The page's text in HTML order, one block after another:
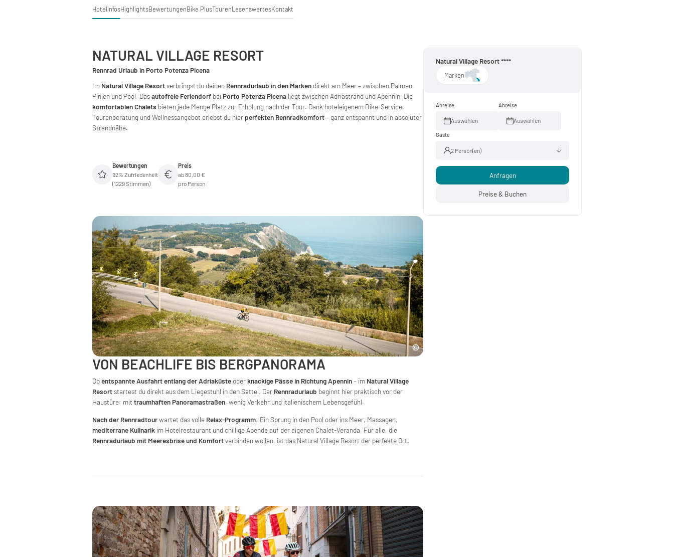
HotelinfosHighlightsBewertungenBike PlusTourenLesenswertesKontakt
NATURAL VILLAGE RESORT
Rennrad Urlaub in Porto Potenza Picena
Im Natural Village Resortverbringst du deinen Rennradurlaub in den Marken direkt am Meer – zwischen Palmen,
Pinien und Pool. Dasautofreie Feriendorf bei Porto Potenza Picena liegt zwischen Adriastrand und Apennin. Die
komfortablen Chalets bieten jede Menge Platz zur Erholung nach der Tour. Dank hoteleigenem Bike-Service,
Tourenberatung und Wellnessangebot erlebst du hier perfekten Rennradkomfort– ganz entspannt und in absoluter
Strandnähe.
Bewertungen
92% Zufriedenheit
(1229 Stimmen)
Preis
ab 80,00 €
pro Person
VON BEACHLIFE BIS BERGPANORAMA
Obentspannte Ausfahrt entlang der Adriaküste oderknackige Pässe in Richtung Apennin– im Natural Village
Resort startest du direkt aus dem Liegestuhl in den Sattel. Der Rennradurlaub beginnt hier praktisch vor der
Haustüre: mit traumhaften Panoramastraßen, wenig Verkehr und italienischem Lebensgefühl.
Nach der Rennradtourwartet das volle Relax-Programm: Ein Sprung in den Pool oder ins Meer, Massagen,
mediterrane Kulinarik im Hotelrestaurant und chillige Abende auf der eigenen Chalet-Veranda. Für alle, die
Rennradurlaub mit Meeresbrise und Komfortverbinden wollen, ist das Natural Village Resort der perfekte Ort.
Natural Village Resort ****
Marken
Anreise
Auswählen
Abreise
Auswählen
Gäste
2 Person(en)
Anfragen
Preise & Buchen